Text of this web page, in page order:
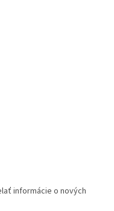
informácie o nových